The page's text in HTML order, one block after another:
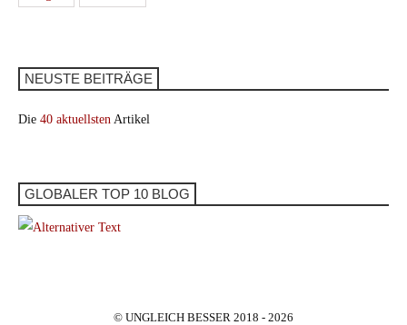
NEUSTE BEITRÄGE
Die 40 aktuellsten Artikel
GLOBALER TOP 10 BLOG
© UNGLEICH BESSER 2018 - 2026